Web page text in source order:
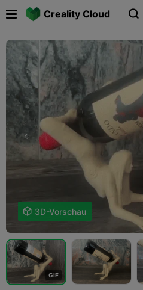
Creality Cloud 
 3D-Vorschau
GIF